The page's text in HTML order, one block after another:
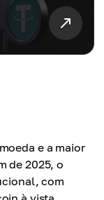
e a maior
de 2025, o
com